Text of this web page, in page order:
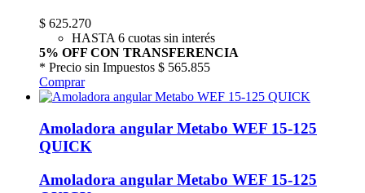
$ 625.270
HASTA 6 cuotas sin interés
5% OFF CON TRANSFERENCIA
* Precio sin Impuestos $ 565.855
Comprar
Amoladora angular Metabo WEF 15-125
QUICK
Amoladora angular Metabo WEF 15-125